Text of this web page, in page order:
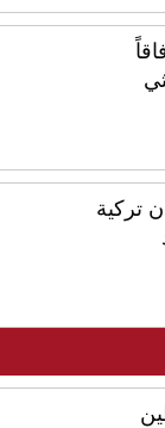
تركية